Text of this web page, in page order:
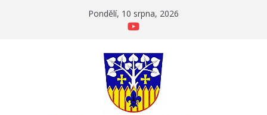
Pondělí, 10 srpna, 2026